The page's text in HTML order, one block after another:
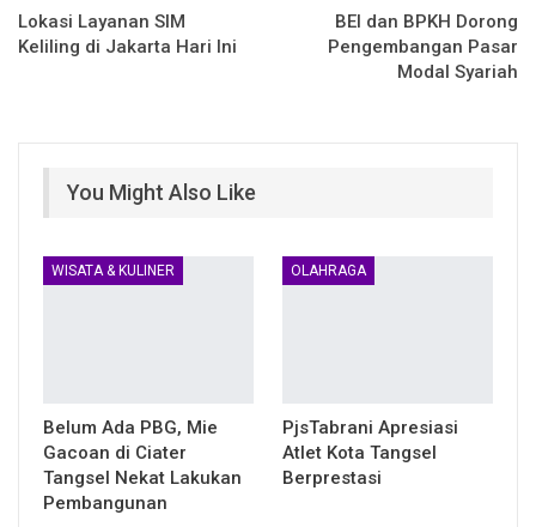
Lokasi Layanan SIM
Keliling di Jakarta Hari Ini
BEI dan BPKH Dorong
Pengembangan Pasar
Modal Syariah
You Might Also Like
WISATA & KULINER
Belum Ada PBG, Mie
Gacoan di Ciater
Tangsel Nekat Lakukan
Pembangunan
OLAHRAGA
PjsTabrani Apresiasi
Atlet Kota Tangsel
Berprestasi